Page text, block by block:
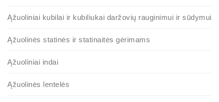
Ąžuoliniai kubilai ir kubiliukai daržovių rauginimui ir sūdymui
Ąžuolinės statinės ir statinaitės gėrimams
Ąžuoliniai indai
Ąžuolinės lentelės